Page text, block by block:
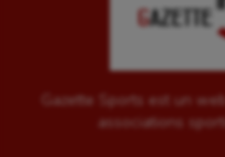
Gazette Sports est un
associations